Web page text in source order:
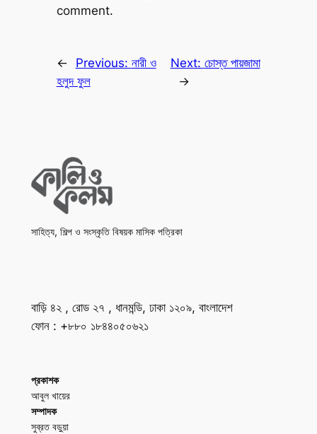
comment.
← Previous: নারী ও
হলুদ ফুল
Next: চোস্ত পায়জামা
→
সাহিত্য, শিল্প ও সংস্কৃতি বিষয়ক মাসিক পত্রিকা
বাড়ি ৪২ , রোড ২৭ , ধানমন্ডি, ঢাকা ১২০৯, বাংলাদেশ
ফোন : +৮৮০ ১৮৪৪০৫০৬২১
প্রকাশক
আবুল খায়ের
সম্পাদক
সুব্রত বড়ুয়া